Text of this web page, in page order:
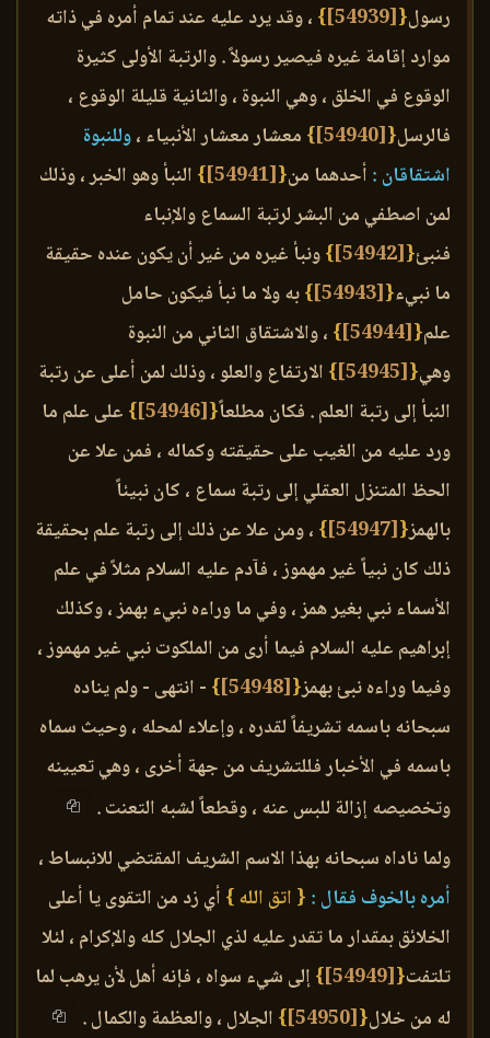
رسول{
[54939]
} ، وقد يرد عليه عند تمام أمره في ذاته
موارد إقامة غيره فيصير رسولاً . والرتبة الأولى كثيرة
الوقوع في الخلق ، وهي النبوة ، والثانية قليلة الوقوع ،
فالرسل{
[54940]
} معشار معشار الأنبياء ،وللنبوة
اشتقاقان : أحدهما من{
[54941]
} النبأ وهو الخبر ، وذلك
لمن اصطفي من البشر لرتبة السماع والإنباء
فنبئ{
[54942]
}ونبأ غيره من غير أن يكون عنده حقيقة
ما نبيء{
[54943]
}به ولا ما نبأ فيكون حامل
علم{
[54944]
} ، والاشتقاق الثاني من النبوة
وهي{
[54945]
} الارتفاع والعلو ، وذلك لمن أعلى عن رتبة
النبأ إلى رتبة العلم . فكان مطلعاً{
[54946]
} على علم ما
ورد عليه من الغيب على حقيقته وكماله ، فمن علا عن
الحظ المتنزل العقلي إلى رتبة سماع ، كان نبيئاً
بالهمز{
[54947]
} ، ومن علا عن ذلك إلى رتبة علم بحقيقة
ذلك كان نبياً غير مهموز ، فآدم عليه السلام مثلاً في علم
الأسماء نبي بغير همز ، وفي ما وراءه نبيء بهمز ، وكذلك
إبراهيم عليه السلام فيما أرى من الملكوت نبي غير مهموز ،
وفيما وراءه نبئ بهمز{
[54948]
} - انتهى - ولم يناده
سبحانه باسمه تشريفاً لقدره ، وإعلاء لمحله ، وحيث سماه
باسمه في الأخبار فللتشريف من جهة أخرى ، وهي تعيينه
وتخصيصه إزالة للبس عنه ، وقطعاً لشبه التعنت .
ولما ناداه سبحانه بهذا الاسم الشريف المقتضي للانبساط ،
أمره بالخوف فقال : { اتق الله } أي زد من التقوى يا أعلى
الخلائق بمقدار ما تقدر عليه لذي الجلال كله والإكرام ، لئلا
تلتفت{
[54949]
}إلى شيء سواه ، فإنه أهل لأن يرهب لما
له من خلال{
[54950]
} الجلال ، والعظمة والكمال .